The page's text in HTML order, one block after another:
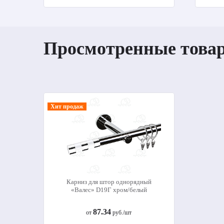
Просмотренные
Хит продаж
Карниз для штор однорядный
«Валес» D19Г хром/белый
от87.34 руб./шт